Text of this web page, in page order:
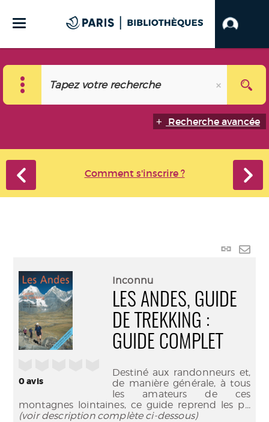
Recherche avancée
Comment s'inscrire ?
Lien
0avis
Inconnu
LES ANDES, GUIDE
DE TREKKING :
GUIDE COMPLET
Destiné aux randonneurs et,
de manière générale, à tous
les amateurs de ces
montagnes lointaines, ce guide reprend les p...
(voir description complète ci-dessous)